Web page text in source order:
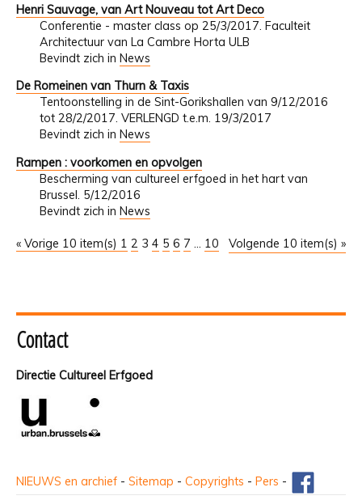
Henri Sauvage, van Art Nouveau tot Art Deco
Conferentie - master class op 25/3/2017. Faculteit
Architectuur van La Cambre Horta ULB
Bevindt zich in News
De Romeinen van Thurn & Taxis
Tentoonstelling in de Sint-Gorikshallen van 9/12/2016
tot 28/2/2017. VERLENGD t.e.m. 19/3/2017
Bevindt zich in News
Rampen : voorkomen en opvolgen
Bescherming van cultureel erfgoed in het hart van
Brussel. 5/12/2016
Bevindt zich in News
« Vorige 10 item(s) Volgende 10 item(s) »
1 2 3 4 5 6 7 ... 10
Contact
Directie Cultureel Erfgoed
NIEUWS en archief - Sitemap - Copyrights - Pers -